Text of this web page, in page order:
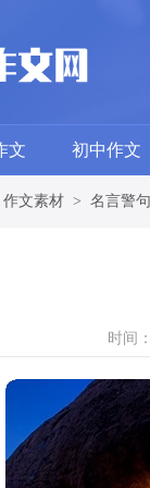
文 初中作文
作文素材 > 名言警句
时间